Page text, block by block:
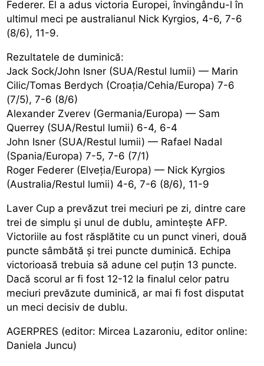
Federer. El a adus victoria Europei, învingându-l în
ultimul meci pe australianul Nick Kyrgios, 4-6, 7-6
(8/6), 11-9.
Rezultatele de duminică:
Jack Sock/John Isner (SUA/Restul lumii) — Marin
Cilic/Tomas Berdych (Croația/Cehia/Europa) 7-6
(7/5), 7-6 (8/6)
Alexander Zverev (Germania/Europa) — Sam
Querrey (SUA/Restul lumii) 6-4, 6-4
John Isner (SUA/Restul lumii) — Rafael Nadal
(Spania/Europa) 7-5, 7-6 (7/1)
Roger Federer (Elveția/Europa) — Nick Kyrgios
(Australia/Restul lumii) 4-6, 7-6 (8/6), 11-9
Laver Cup a prevăzut trei meciuri pe zi, dintre care
trei de simplu și unul de dublu, amintește AFP.
Victoriile au fost răsplătite cu un punct vineri, două
puncte sâmbătă și trei puncte duminică. Echipa
victorioasă trebuia să adune cel puțin 13 puncte.
Dacă scorul ar fi fost 12-12 la finalul celor patru
meciuri prevăzute duminică, ar mai fi fost disputat
un meci decisiv de dublu.
AGERPRES (editor: Mircea Lazaroniu, editor online:
Daniela Juncu)